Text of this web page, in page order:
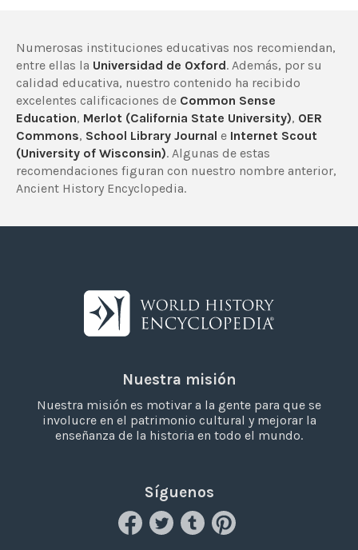
Numerosas instituciones educativas nos recomiendan,
entre ellas la Universidad de Oxford. Además, por su
calidad educativa, nuestro contenido ha recibido
excelentes calificaciones de Common Sense
Education, Merlot (California State University), OER
Commons, School Library Journal e Internet Scout
(University of Wisconsin). Algunas de estas
recomendaciones figuran con nuestro nombre anterior,
Ancient History Encyclopedia.
Nuestra misión
Nuestra misión es motivar a la gente para que se
involucre en el patrimonio cultural y mejorar la
enseñanza de la historia en todo el mundo.
Síguenos